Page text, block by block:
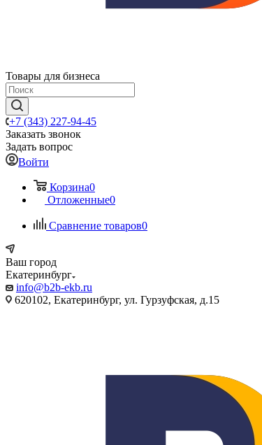
Товары для бизнеса
+7 (343) 227-94-45
Заказать звонок
Задать вопрос
Войти
Корзина0
Отложенные0
Сравнение товаров0
Ваш город
Екатеринбург
info@b2b-ekb.ru
620102, Екатеринбург, ул. Гурзуфская, д.15